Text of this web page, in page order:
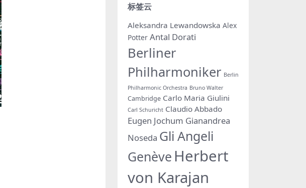
标签云
Aleksandra Lewandowska Alex
Potter Antal Dorati
Berliner
Philharmoniker Berlin
Philharmonic Orchestra Bruno Walter
Cambridge Carlo Maria Giulini
Carl Schuricht Claudio Abbado
Eugen Jochum Gianandrea
Noseda Gli Angeli
Genève Herbert
von Karajan